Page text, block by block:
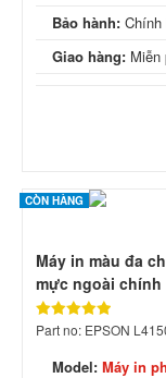
Bảo hành: Chính
Giao hàng: Miễn
CÒN HÀNG
Máy in màu đa
mực ngoài chính
Part no: EPSON
Model: Máy in